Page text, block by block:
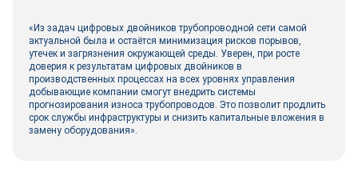
«Из задач цифровых двойников трубопроводной сети самой
актуальной была и остаётся минимизация рисков порывов,
утечек и загрязнения окружающей среды. Уверен, при росте
доверия к результатам цифровых двойников в
производственных процессах на всех уровнях управления
добывающие компании смогут внедрить системы
прогнозирования износа трубопроводов. Это позволит продлить
срок службы инфраструктуры и снизить капитальные вложения в
замену оборудования».